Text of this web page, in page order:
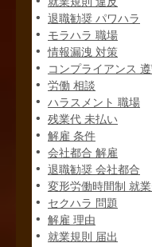
退職勧奨 パワハラ
モラハラ 職場
情報漏洩 対策
コンプライアンス
労働 相談
ハラスメント 職場
残業代 未払い
解雇 条件
会社都合 解雇
退職勧奨 会社都合
変形労働時間制 就業
セクハラ 問題
解雇 理由
就業規則 届出